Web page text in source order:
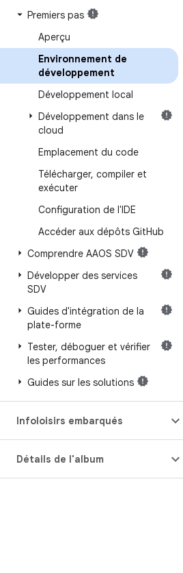
Premiers pas
Aperçu
Environnement de
développement
Développement local
Développement dans le
cloud
Emplacement du code
Télécharger, compiler et
exécuter
Configuration de l'IDE
Accéder aux dépôts GitHub
Comprendre AAOS SDV
Développer des services
SDV
Guides d'intégration de la
plate-forme
Tester, déboguer et vérifier
les performances
Guides sur les solutions
Infoloisirs embarqués
Détails de l'album
CRÉER
Téléchargement
Prévisualiser les binaires